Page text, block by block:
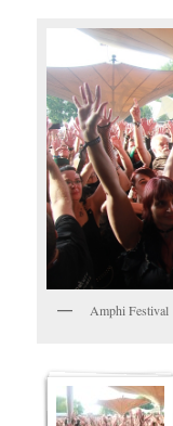
Amphi Festival